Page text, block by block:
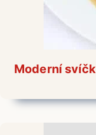
Moderní